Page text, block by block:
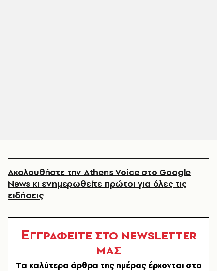
Ακολουθήστε την Athens Voice στο Google
News κι ενημερωθείτε πρώτοι για όλες τις
ειδήσεις
ΕΓΓΡΑΦΕΙΤΕ ΣΤΟ NEWSLETTER
ΜΑΣ
Tα καλύτερα άρθρα της ημέρας έρχονται στο